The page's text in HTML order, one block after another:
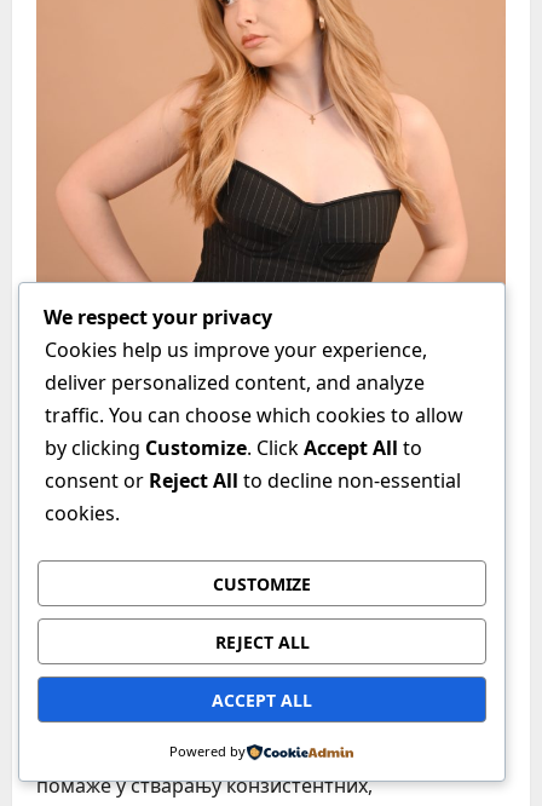
ZAŠTO ODABRATI STUDIJSKO
FOTOGRAFISANJE
admin February 20, 2026 0
Студијска фотографија пружа потпуну контролу
над осветљењем, позадином и окружењем, што
помаже у стварању конзистентних,
We respect your privacy
Cookies help us improve your experience,
deliver personalized content, and analyze
traffic. You can choose which cookies to allow
by clicking Customize. ClickAccept All to
consent or Reject All to decline non-essential
cookies.
CUSTOMIZE
REJECT ALL
ACCEPT ALL
Powered by